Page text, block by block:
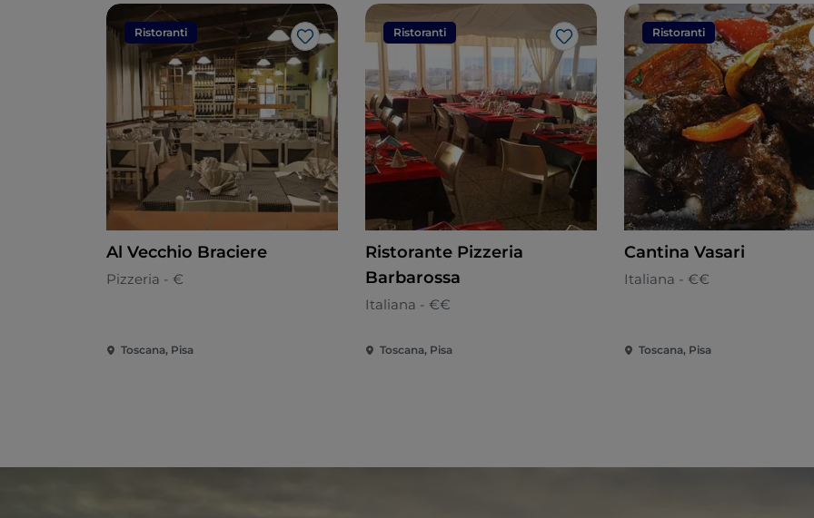
Ristoranti
Like
Al Vecchio Braciere
Pizzeria - €
Toscana, Pisa
Ristoranti
Like
Ristorante Pizzeria
Barbarossa
Italiana - €€
Toscana, Pisa
Ristoranti
Cantina Vasari
Italiana - €€
Toscana, Pisa